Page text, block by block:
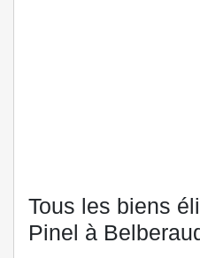
Tous les biens
Pinel à